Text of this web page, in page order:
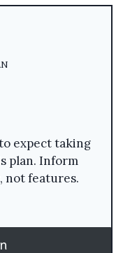
expect taking
plan. Inform
not features.